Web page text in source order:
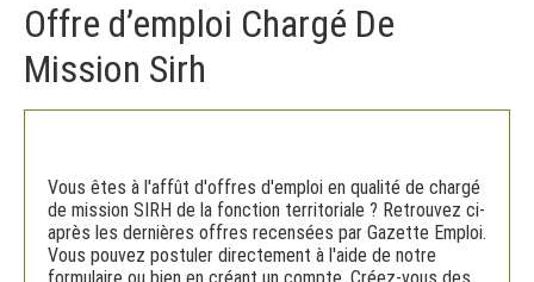
Offre d’emploi Chargé De
Mission Sirh
Vous êtes à l'affût d'offres d'emploi en qualité de chargé
de mission SIRH de la fonction territoriale ? Retrouvez ci-
après les dernières offres recensées par Gazette Emploi.
Vous pouvez postuler directement à l'aide de notre